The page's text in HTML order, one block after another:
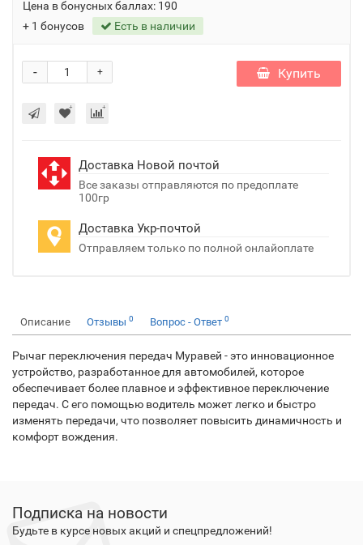
Цена в бонусных баллах: 190
+ 1 бонусов
Есть в наличии
+
- Купить
Доставка Новой почтой
Все заказы отправляются по предоплате
100гр
Доставка Укр-почтой
Отправляем только по полной онлайоплате
Описание Отзывы 0 Вопрос - Ответ 0
Рычаг переключения передач Муравей - это инновационное
устройство, разработанное для автомобилей, которое
обеспечивает более плавное и эффективное переключение
передач. С его помощью водитель может легко и быстро
изменять передачи, что позволяет повысить динамичность и
комфорт вождения.
Подписка на новости
Будьте в курсе новых акций и спецпредложений!